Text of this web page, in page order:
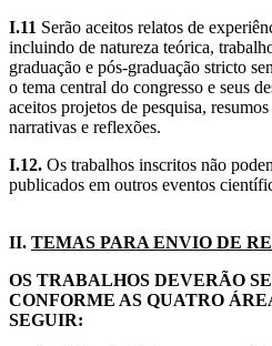
I.11 Serão aceitos relatos de
incluindo de natureza teórica,
graduação e pós-graduação stricto
o tema central do congresso e seus
aceitos projetos de pesquisa,
narrativas e reflexões.
I.12. Os trabalhos inscritos não
publicados em outros eventos
II. TEMAS PARA ENVIO DE
OS TRABALHOS DEVERÃO
CONFORME AS QUATRO
SEGUIR: